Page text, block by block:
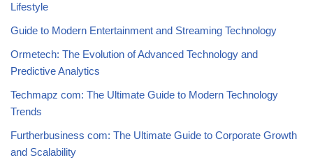
Lifestyle
Guide to Modern Entertainment and Streaming Technology
Ormetech: The Evolution of Advanced Technology and
Predictive Analytics
Techmapz com: The Ultimate Guide to Modern Technology
Trends
Furtherbusiness com: The Ultimate Guide to Corporate Growth
and Scalability